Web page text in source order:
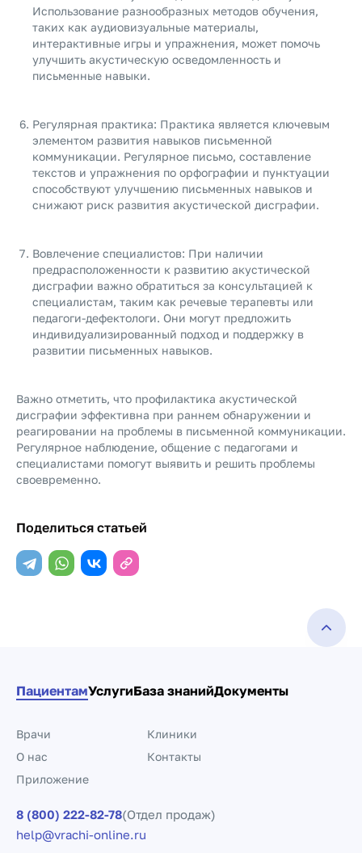
Использование разнообразных методов обучения,
таких как аудиовизуальные материалы,
интерактивные игры и упражнения, может помочь
улучшить акустическую осведомленность и
письменные навыки.
Регулярная практика: Практика является ключевым
элементом развития навыков письменной
коммуникации. Регулярное письмо, составление
текстов и упражнения по орфографии и пунктуации
способствуют улучшению письменных навыков и
снижают риск развития акустической дисграфии.
Вовлечение специалистов: При наличии
предрасположенности к развитию акустической
дисграфии важно обратиться за консультацией к
специалистам, таким как речевые терапевты или
педагоги-дефектологи. Они могут предложить
индивидуализированный подход и поддержку в
развитии письменных навыков.
Важно отметить, что профилактика акустической
дисграфии эффективна при раннем обнаружении и
реагировании на проблемы в письменной коммуникации.
Регулярное наблюдение, общение с педагогами и
специалистами помогут выявить и решить проблемы
своевременно.
Поделиться статьей
ПациентамУслугиБаза знанийДокументы
Врачи
Клиники
О нас
Контакты
Приложение
8 (800) 222-82-78(Отдел продаж)
help@vrachi-online.ru